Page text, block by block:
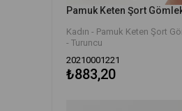
Kadın - Pamuk Keten Şort
- Turuncu
20210001221
₺883,20